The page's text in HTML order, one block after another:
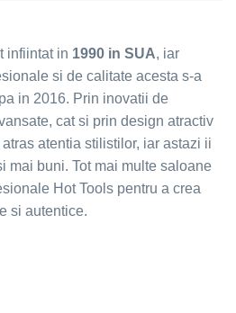
infiintat in 1990 in SUA, iar
si de calitate acesta s-a
in 2016. Prin inovatii de
cat si prin design atractiv
atentia stilistilor, iar astazi ii
mai buni. Tot mai multe saloane
Hot Tools pentru a crea
si autentice.